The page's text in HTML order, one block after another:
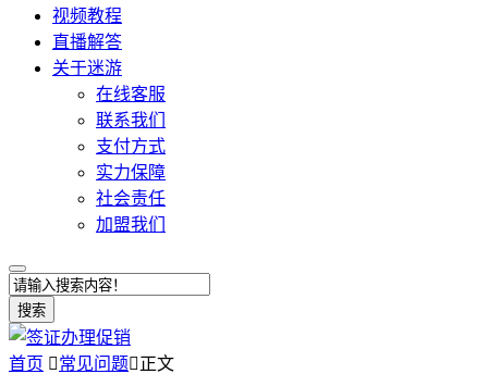
视频教程
直播解答
关于迷游
在线客服
联系我们
支付方式
实力保障
社会责任
加盟我们
搜索
首页 常见问题正文